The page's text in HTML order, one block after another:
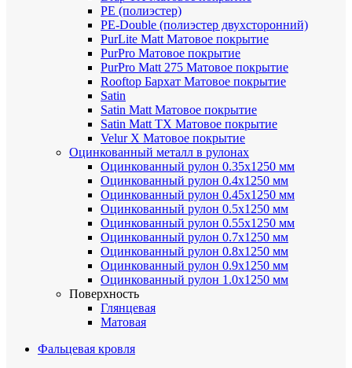
PE (полиэстер)
PE-Double (полиэстер двухсторонний)
PurLite МattМатовое покрытие
PurPro Матовое покрытие
PurPro Matt 275 Матовое покрытие
Rooftop Бархат Матовое покрытие
Satin
Satin МattМатовое покрытие
Satin Matt TX Матовое покрытие
Velur X Матовое покрытие
Оцинкованный металл в рулонах
Оцинкованный рулон 0.35х1250 мм
Оцинкованный рулон 0.4х1250 мм
Оцинкованный рулон 0.45х1250 мм
Оцинкованный рулон 0.5х1250 мм
Оцинкованный рулон 0.55х1250 мм
Оцинкованный рулон 0.7х1250 мм
Оцинкованный рулон 0.8х1250 мм
Оцинкованный рулон 0.9х1250 мм
Оцинкованный рулон 1.0х1250 мм
Поверхность
Глянцевая
Матовая
Фальцевая кровля